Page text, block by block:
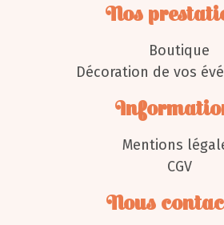
Nos
Boutique
Décoration de vos
Mentions
CGV
Nous